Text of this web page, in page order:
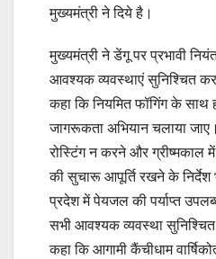
मुख्यमंत्री ने दिये है।
मुख्यमंत्री ने डेंगू पर प्रभावी
आवश्यक व्यवस्थाएं सुनिश्चित
कहा कि नियमित फॉगिंग के साथ
जागरूकता अभियान चलाया
रोस्टिंग न करने और ग्रीष्मकाल
की सुचारू आपूर्ति रखने के निर्देश
प्रदेश में पेयजल की पर्याप्त
सभी आवश्यक व्यवस्था
कहा कि आगामी कैंचीधाम